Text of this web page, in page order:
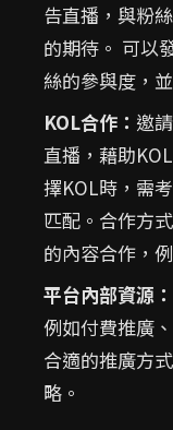
告直播，與粉
的期待。 可以
絲的參與度，
KOL合作： 邀
直播，藉助
擇KOL時，需
匹配。合作方
的內容合作，
平台內部資源：
例如付費推廣
合適的推廣方
略。